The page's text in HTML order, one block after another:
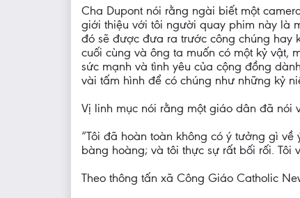
Cha Dupont nói rằng ngài biết một
giới thiệu với tôi người quay phim này là
đó sẽ được đưa ra trước công chúng hay
cuối cùng và ông ta muốn có một kỷ vật,
sức mạnh và tình yêu của cộng đồng
vài tấm hình để có chúng như những kỷ
Vị linh mục nói rằng một giáo dân đã nói
“Tôi đã hoàn toàn không có ý tưởng gì
bàng hoàng; và tôi thực sự rất bối rối. Tôi
Theo thông tấn xã Công Giáo Catholic